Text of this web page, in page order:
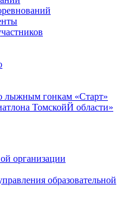
гонкам «Старт»
ТомскойЙ области»
организации
образовательной